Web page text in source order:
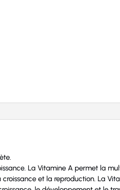
La Vitamine A permet la
et la reproduction. La